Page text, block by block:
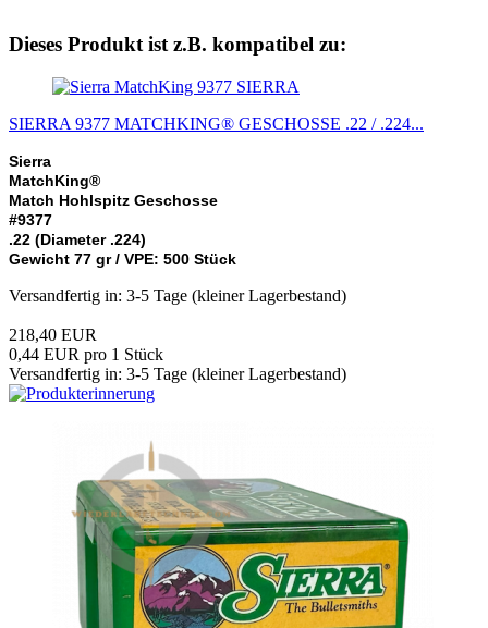
Dieses Produkt ist z.B. kompatibel zu:
SIERRA
SIERRA 9377 MATCHKING® GESCHOSSE .22 / .224...
Sierra
MatchKing®
Match Hohlspitz Geschosse
#9377
.22 (Diameter .224)
Gewicht 77 gr / VPE: 500 Stück
Versandfertig in: 3-5 Tage (kleiner Lagerbestand)
218,40 EUR
0,44 EUR pro 1 Stück
Versandfertig in: 3-5 Tage (kleiner Lagerbestand)